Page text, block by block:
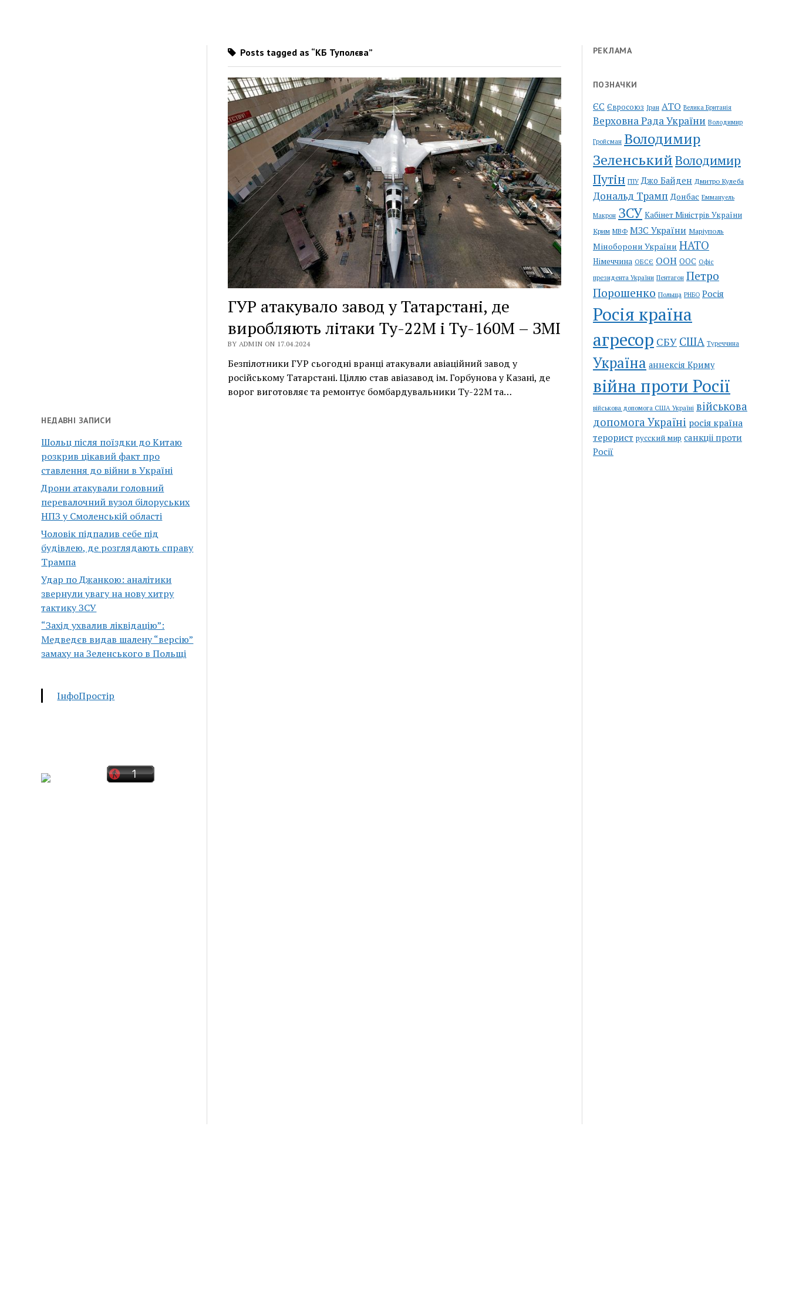
НЕДАВНІ ЗАПИСИ
Шольц після поїздки до Китаю
розкрив цікавий факт про
ставлення до війни в Україні
Дрони атакували головний
перевалочний вузол білоруських
НПЗ у Смоленській області
Чоловік підпалив себе під
будівлею, де розглядають справу
Трампа
Удар по Джанкою: аналітики
звернули увагу на нову хитру
тактику ЗСУ
“Захід ухвалив ліквідацію”:
Медведєв видав шалену “версію”
замаху на Зеленського в Польщі
ІнфоПростір
Posts tagged as “КБ Туполєва”
ГУР атакувало завод у Татарстані, де
виробляють літаки Ту-22М і Ту-160М – ЗМІ
BY ADMIN ON 17.04.2024
Безпілотники ГУР сьогодні вранці атакували авіаційний завод у
російському Татарстані. Ціллю став авіазавод ім. Горбунова у Казані, де
ворог виготовляє та ремонтує бомбардувальники Ту-22М та…
РЕКЛАМА
ПОЗНАЧКИ
ЄС Євросоюз Іран АТО Велика Британія
Верховна Рада України Володимир
Гройсман Володимир
ЗеленськийВолодимир
Путін ГПУ Джо Байден Дмитро Кулеба
Дональд Трамп Донбас Еммануель
Макрон ЗСУ Кабінет Міністрів України
Крим МВФ МЗС України Маріуполь
Міноборони України НАТО
Німеччина ОБСЄ ООН ООС Офіс
президента України Пентагон Петро
Порошенко Польща РНБО Росія
Росія країна
агресор СБУ США Туреччина
Україна аннексія Криму
війна проти Росії
військова допомога США Україні військова
допомога Україні росія країна
терорист русский мир санкціі проти
Росії